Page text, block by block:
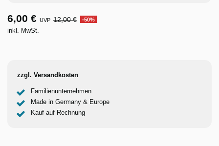
6,00 € UVP 12,00 € -50%
inkl. MwSt.
zzgl. Versandkosten
Familienunternehmen
Made in Germany & Europe
Kauf auf Rechnung